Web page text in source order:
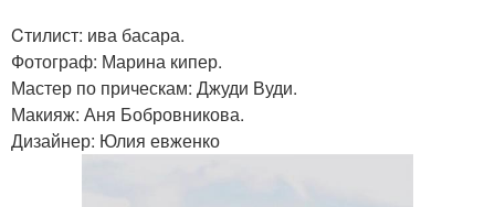
Cтилист: ива басара.
Фотограф: Марина кипер.
Мастер по прическам: Джуди Вуди.
Макияж: Аня Бобровникова.
Дизайнер: Юлия евженко